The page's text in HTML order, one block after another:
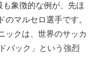
象徴的な例が、先ほ
のマルセロ選手です。
ックは、世界のサッカ
バック」という強烈